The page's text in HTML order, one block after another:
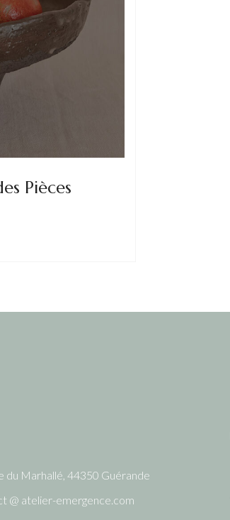
Pièces
du Marhallé, 44350 Guérande
@ atelier-emergence.com